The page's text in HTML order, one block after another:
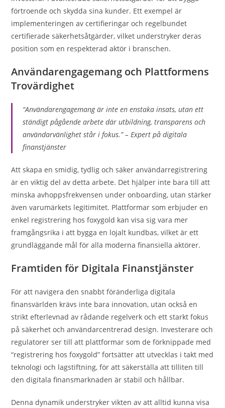
förtroende och skydda sina kunder. Ett exempel är
implementeringen av certifieringar och regelbundet
certifierade säkerhetsåtgärder, vilket understryker deras
position som en respekterad aktör i branschen.
Användarengagemang och Plattformens
Trovärdighet
“Användarengagemang är inte en enstaka insats, utan ett
ständigt pågående arbete där utbildning, transparens och
användarvänlighet står i fokus.” – Expert på digitala
finanstjänster
Att skapa en smidig, tydlig och säker användarregistrering
är en viktig del av detta arbete. Det hjälper inte bara till att
minska avhoppsfrekvensen under onboarding, utan stärker
även varumärkets legitimitet. Plattformar som erbjuder en
enkel registrering hos foxygold kan visa sig vara mer
framgångsrika i att bygga en lojalt kundbas, vilket är ett
grundläggande mål för alla moderna finansiella aktörer.
Framtiden för Digitala Finanstjänster
För att navigera den snabbt föränderliga digitala
finansvärlden krävs inte bara innovation, utan också en
strikt efterlevnad av rådande regelverk och ett starkt fokus
på säkerhet och användarcentrerad design. Investerare och
regulatorer ser till att plattformar som de förknippade med
“registrering hos foxygold” fortsätter att utvecklas i takt med
teknologi och lagstiftning, för att säkerställa att tilliten till
den digitala finansmarknaden är stabil och hållbar.
Denna dynamik understryker vikten av att alltid kunna visa